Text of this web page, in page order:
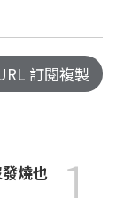
訂閱複製